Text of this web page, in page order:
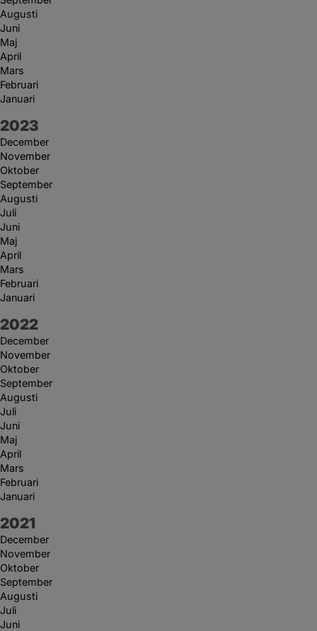
Augusti
Juni
Maj
April
Mars
Februari
Januari
År:
2023
December
November
Oktober
September
Augusti
Juli
Juni
Maj
April
Mars
Februari
Januari
År:
2022
December
November
Oktober
September
Augusti
Juli
Juni
Maj
April
Mars
Februari
Januari
År:
2021
December
November
Oktober
September
Augusti
Juli
Juni